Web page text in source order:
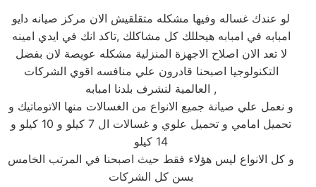
لو عندك غساله وفيها مشكله متقلقيش الان مركز صيانه دايو
امبابه في امبابه هيحللك كل مشاكلك ,تاكد انك في ايدي امينه
لا تعد الان اصلاح الاجهزة المنزلية مشكله عويصة لان بفضل
التكنولوجيا اصبحنا قادرون علي منافسه اقوي الشركات
العالمية لنشرف بلدنا امبابه ,
و نعمل علي صيانة جميع الانواع من الغسالات منها الاتوماتيك و
تحميل امامي و تحميل علوي و غسالات ال 7 كيلو و 10 كيلو و
14 كيلو
و كل الانواع ليس هؤلاء فقط حيث اصبحنا في المرتب الخامس
بسن كل الشركات